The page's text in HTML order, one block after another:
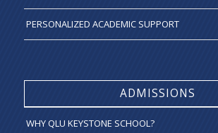
PERSONALIZED ACADEMIC SUPPORT
ADMISSIONS
WHY QLU KEYSTONE SCHOOL?